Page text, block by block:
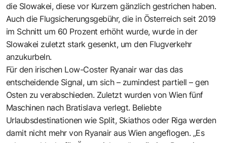
die Slowakei, diese vor Kurzem gänzlich gestrichen haben.
Auch die Flugsicherungsgebühr, die in Österreich seit 2019
im Schnitt um 60 Prozent erhöht wurde, wurde in der
Slowakei zuletzt stark gesenkt, um den Flugverkehr
anzukurbeln.
Für den irischen Low-Coster Ryanair war das das
entscheidende Signal, um sich – zumindest partiell – gen
Osten zu verabschieden. Zuletzt wurden von Wien fünf
Maschinen nach Bratislava verlegt. Beliebte
Urlaubsdestinationen wie Split, Skiathos oder Riga werden
damit nicht mehr von Ryanair aus Wien angeflogen. „Es